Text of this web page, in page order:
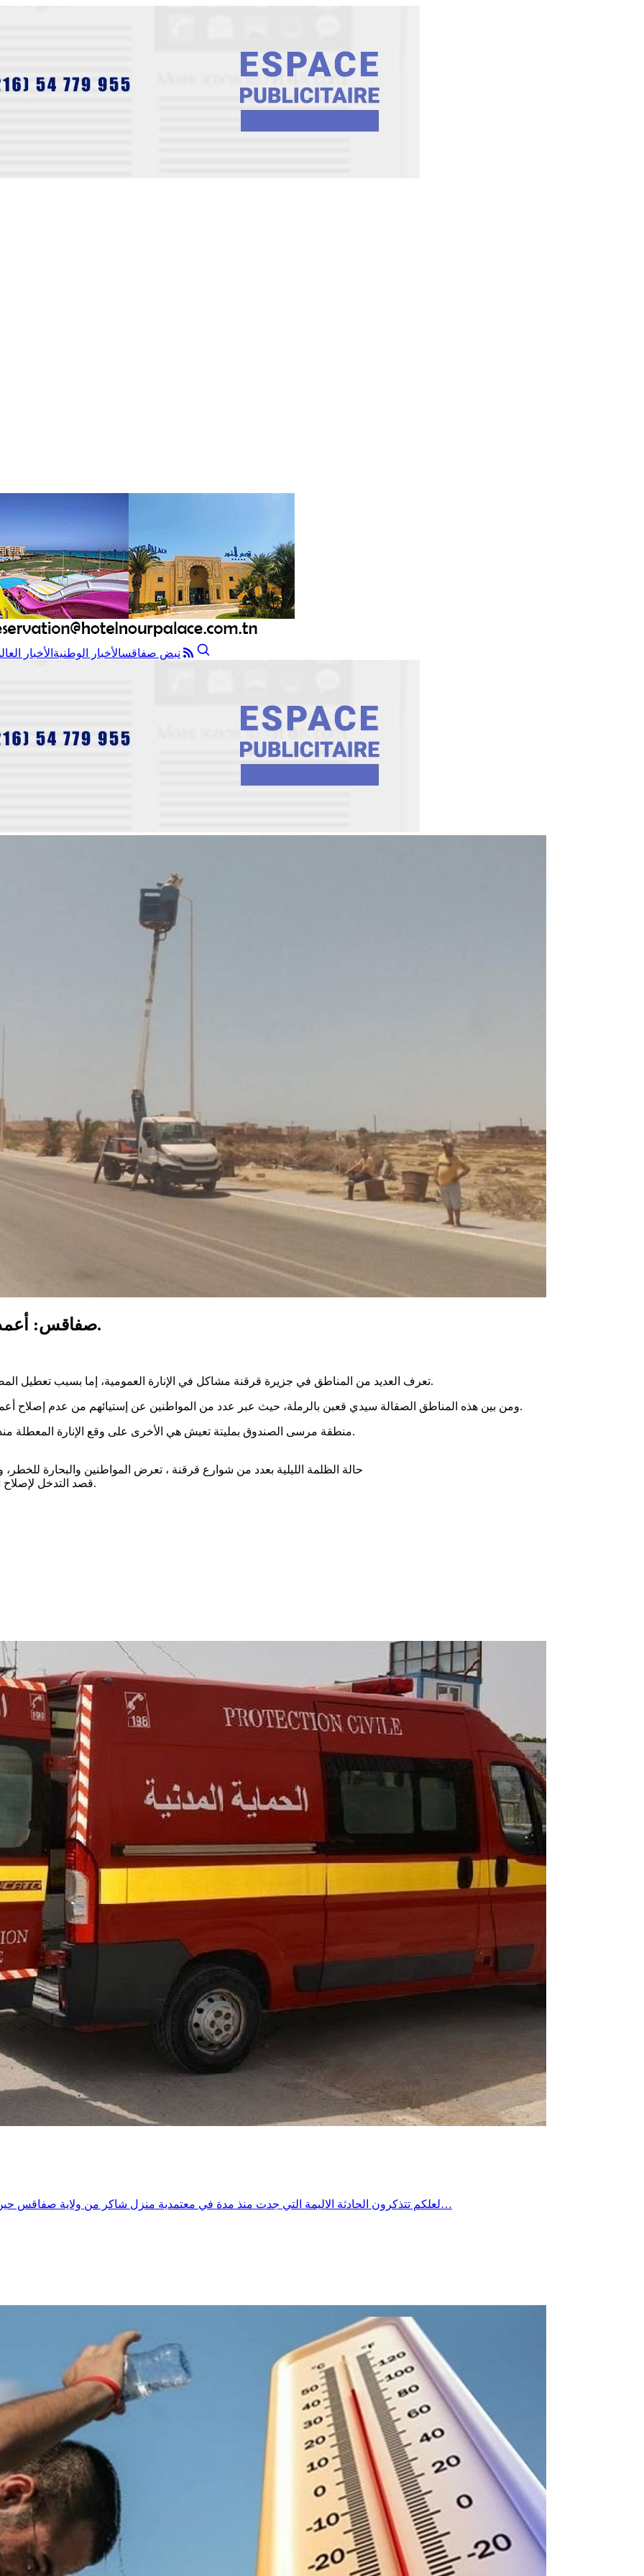
نبض صفاقسالأخبار الوطنية الأخبار
صفاقس: أعمدة الإنارة العمومية بقرقنة في حاجة إلى صيانة.
تعرف العديد من المناطق في جزيرة قرقنة مشاكل في الإنارة العمومية، إما بسبب تعطيل المصابيح، أو عطل في العمود ، أو أن الكهرباء لم تعد موصولة إلى الأعمدة.
ومن بين هذه المناطق الصقالة سيدي قعبن بالرملة، حيث عبر عدد من المواطنين عن إستيائهم من عدم إصلاح أعمدة الإنارة وتهذيب الطريق بالمنطقة ،للتقليل من معاناة البحارة بالجهة.
منطقة مرسى الصندوق بمليتة تعيش هي الأخرى على وقع الإنارة المعطلة منذ مدة، وغيرها من المناطق الأخرى بالجزيرة التى تعرف نفس الإشكال.
حالة الظلمة الليلية بعدد من شوارع قرقنة ، تعرض المواطنين والبحارة
قصد التدخل لإصلاح الأعطال الحاصلة في الإنارة العمومية بعدد من أحياء و شوارع الجزيرة.
لعلكم تتذكرون الحادثة الاليمة التي جدت منذ مدة في معتمدية منزل شاكر من ولاية صفاقس حين غرق شاب في فستقية ماء وخيّم الحُزن آنذاك على المنطقة وطالب…